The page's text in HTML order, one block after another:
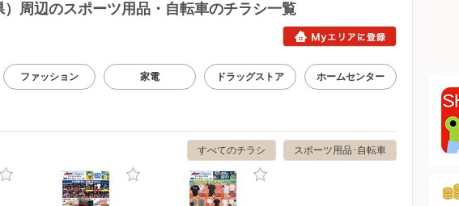
周辺のスポーツ用品・自転車のチラシ一覧
ファッション 家電 ドラッグストア ホームセンター
スポーツ用品･自転車
すべてのチラシ